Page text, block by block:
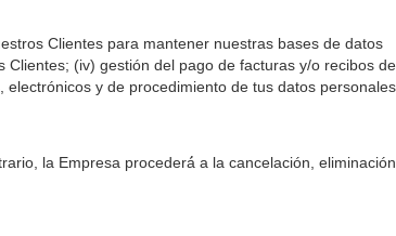
Clientes para mantener nuestras bases de datos
(iv) gestión del pago de facturas y/o recibos de
y de procedimiento de tus datos personales
la Empresa procederá́ a la cancelación, eliminación